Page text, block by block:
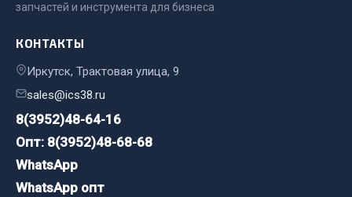
Стяжки, тросы, канаты
Стропы
Стяжки
Тросы
запчастей и инструмента для бизнеса
КОНТАКТЫ
Иркутск, Трактовая улица, 9
sales@ics38.ru
8(3952)48-64-16
Опт: 8(3952)48-68-68
WhatsApp
WhatsApp опт